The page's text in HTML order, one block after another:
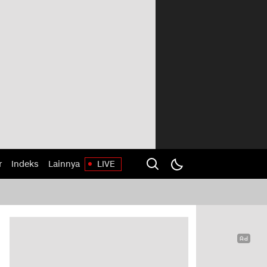
Indeks Lainnya LIVE